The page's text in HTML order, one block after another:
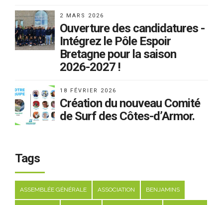
2 MARS 2026
Ouverture des candidatures -
Intégrez le Pôle Espoir
Bretagne pour la saison
2026-2027 !
18 FÉVRIER 2026
Création du nouveau Comité
de Surf des Côtes-d’Armor.
Tags
ASSEMBLÉE GÉNÉRALE ASSOCIATION BENJAMINS